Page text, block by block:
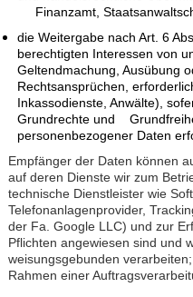
Finanzamt,
die Weitergabe nach Art. 6
berechtigten Interessen von
Geltendmachung, Ausübung
Rechtsansprüchen,
Inkassodienste, Anwälte),
Grundrechte und
personenbezogener Daten
Empfänger der Daten können
auf deren Dienste wir zum
technische Dienstleister wie
Telefonanlagenprovider,
der Fa. Google LLC) und zur
Pflichten angewiesen sind und
weisungsgebunden
Rahmen einer